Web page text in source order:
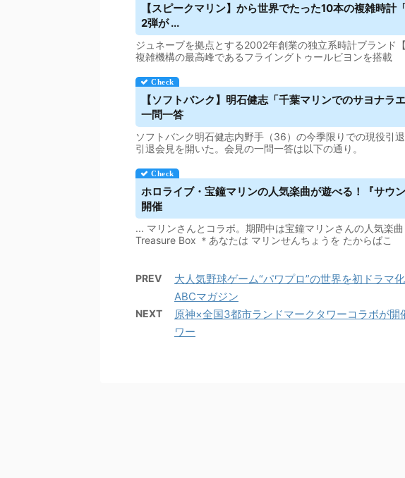
【スピークマリン】から世界でたった10本の複雑時計
2弾が ...
ジュネーブを拠点とする2002年創業の独立系時計ブランド
複雑機構の最高峰であるフライングトゥールビヨンを搭載
【ソフトバンク】明石健志「千葉マリンでのサヨナラ
一問一答
ソフトバンク明石健志内野手（36）の今季限りでの現役引
引退会見を開いた。会見の一問一答は以下の通り。
ホロライブ・宝鐘マリンの人気楽曲が遊べる！『サウ
開催
... マリンさんとコラボ。期間中は宝鐘マリンさんの人気楽
Treasure Box ＊あなたは マリンせんちょうを たからばこ
PREV
大人気野球ゲーム“パワプロ”の世界を初ドラマ
ABCマガジン
NEXT 原神×全国3都市ランドマークタワーコラボが
ワー